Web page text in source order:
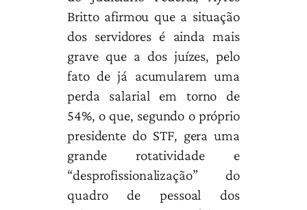
Britto afirmou que a situação
dos servidores é ainda mais
grave que a dos juízes, pelo
fato de já acumularem uma
perda salarial em torno de
54%, o que, segundo o próprio
presidente do STF, gera uma
grande rotatividade e
“desprofissionalização” do
quadro de pessoal dos